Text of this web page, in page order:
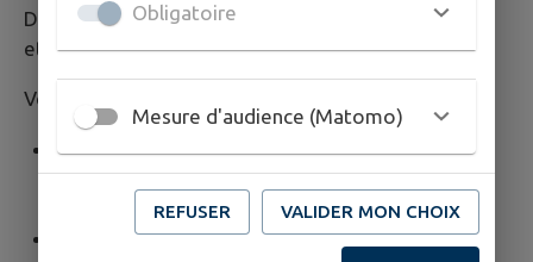
Du lundi au vendredi de 8h30 à 12h30
et les lundis, mercredis et jeudis de 13h30 à 16h30
Vous pouvez déposer votre dossier papier :
A l’accueil d’Hérault Transport : 148 avenue du
Professeur Viala – Parc Euromédecine II – 34193
Montpellier cedex 5
ou l’adresser via ce formulaire decontact
Obligatoire
Mesure d'audience (Matomo)
REFUSER VALIDER MON CHOIX